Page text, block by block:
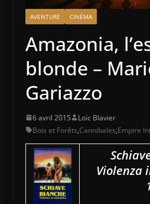
AVENTURE CINÉMA
Amazonia,
blonde –
Gariazzo
6 avril 2015
Loïc Blavier
Bois et Forêts,Cannibales,Empire
Violenza